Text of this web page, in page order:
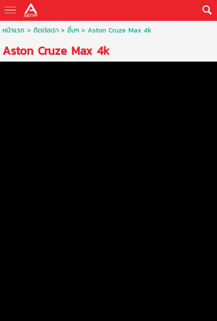
หน้าแรก > ติดต่อเรา> อื่นๆ> Aston Cruze Max 4k
Aston Cruze Max 4k